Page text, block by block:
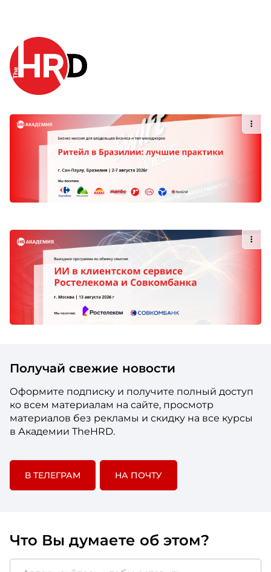
Получай свежие новости
Оформите подписку и получите полный доступ
ко всем материалам на сайте, просмотр
материалов без рекламы и скидку на все курсы
в Академии TheHRD.
В ТЕЛЕГРАМ НА ПОЧТУ
Что Вы думаете об этом?